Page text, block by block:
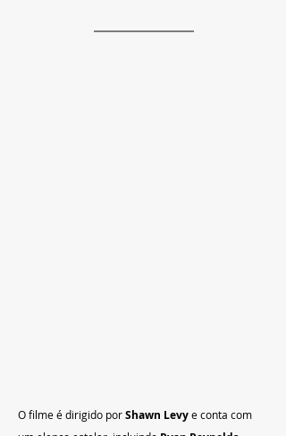
O filme é dirigido por Shawn Levy e conta com